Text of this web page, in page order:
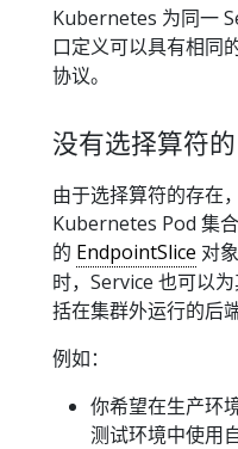
Kubernetes 为同一
口定义可以具有相同
协议。
没有选择算符
由于选择算符的存在
Kubernetes Pod 集
的 EndpointSlice 对
时，Service 也可以
括在集群外运行的后端
例如：
你希望在生产环
测试环境中使用